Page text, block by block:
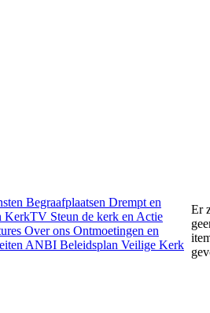
Begraafplaatsen Drempt en
KerkTV Steun de kerk en Actie
Over ons Ontmoetingen en
ANBI Beleidsplan Veilige Kerk
Er